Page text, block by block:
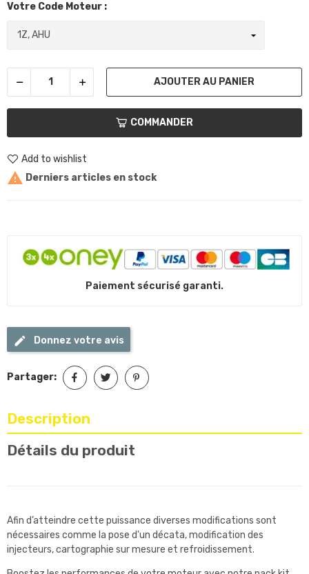
Votre Code Moteur :
AJOUTER AU PANIER
COMMANDER
Add to wishlist
 Derniers articles en stock
Paiement sécurisé garanti.
Donnez votre avis
Partager:
Description
Détails du produit
Afin d’atteindre cette puissance diverses modifications sont
nécessaires comme la pose d'un décata, modification des
injecteurs, cartographie sur mesure et refroidissement.